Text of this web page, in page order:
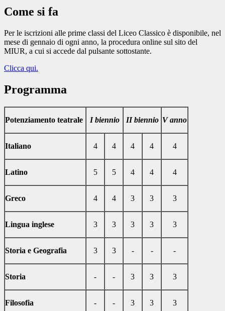
Come si fa
Per le iscrizioni alle prime classi del Liceo Classico è disponibile, nel
mese di gennaio di ogni anno, la procedura online sul sito del
MIUR, a cui si accede dal pulsante sottostante.
Clicca qui.
Programma
Potenziamento teatrale I biennio II biennio V anno
Italiano 4 4 4 4 4
Latino 5 5 4 4 4
Greco 4 4 3 3 3
Lingua inglese 3 3 3 3 3
Storia e Geografia 3 3 - - -
Storia - - 3 3 3
Filosofia - - 3 3 3